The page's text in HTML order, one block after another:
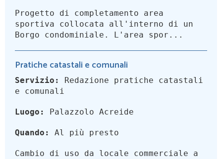
Progetto di completamento area
sportiva collocata all'interno di un
Borgo condominiale. L'area spor...
Pratiche catastali e comunali
Servizio:
Redazione pratiche catastali
e comunali
Luogo: Palazzolo Acreide
Quando: Al più presto
Cambio di uso da locale commerciale a